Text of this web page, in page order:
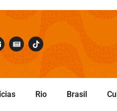
Rio Brasil